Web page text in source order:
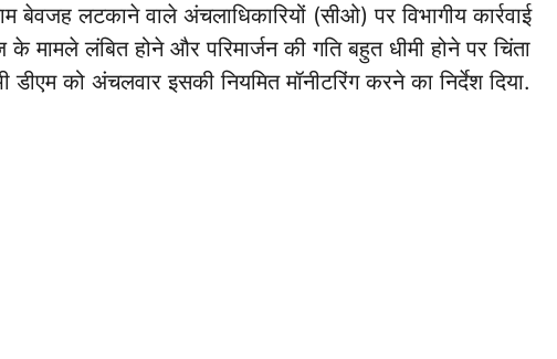
बेवजह लटकाने वाले अंचलाधिकारियों (सीओ) पर विभागीय कार्रवाई
मामले लंबित होने और परिमार्जन की गति बहुत धीमी होने पर चिंता
को अंचलवार इसकी नियमित मॉनीटरिंग करने का निर्देश दिया.